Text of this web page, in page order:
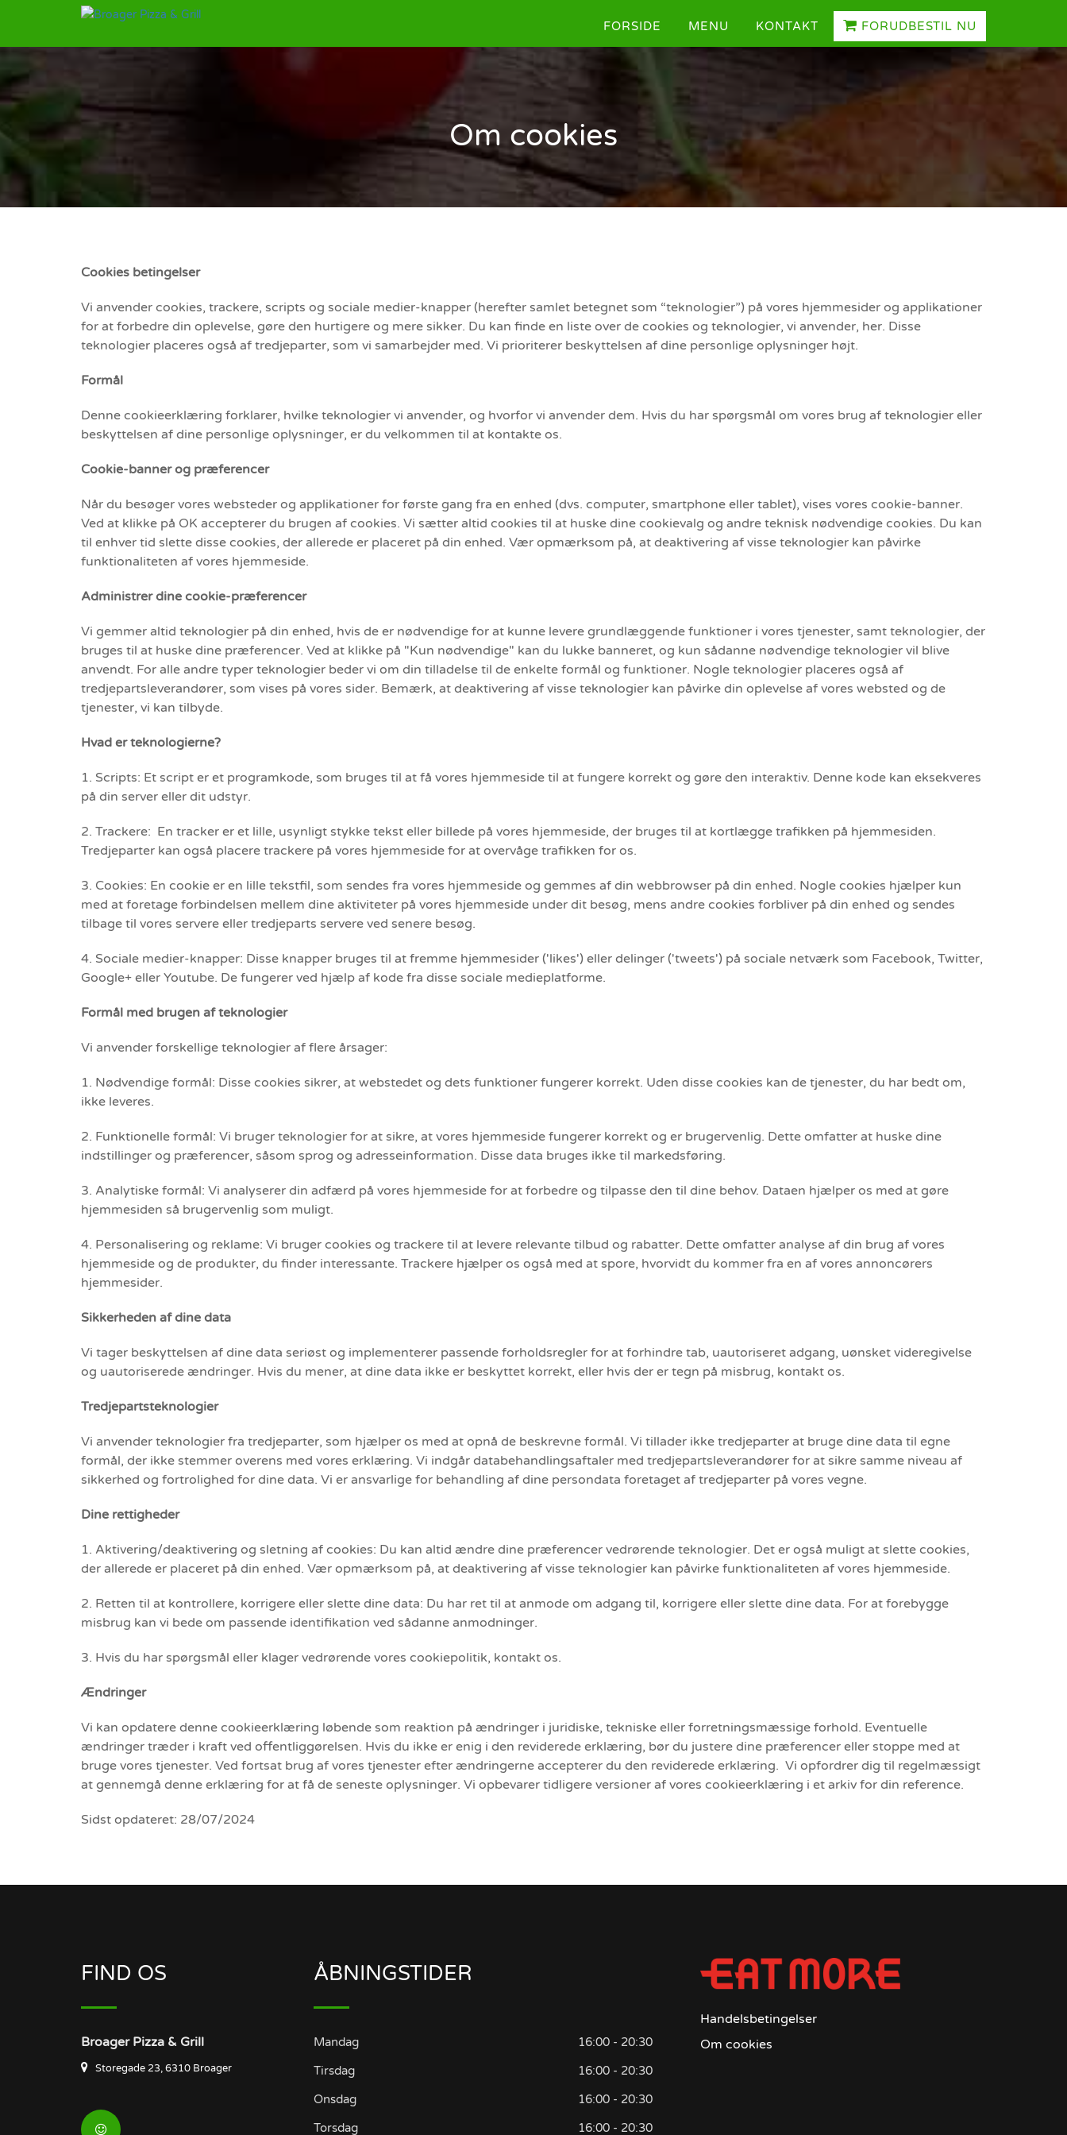
FORSIDE MENU KONTAKT FORUDBESTIL NU
Om cookies
Cookies betingelser
Vi anvender cookies, trackere, scripts og sociale medier-knapper (herefter samlet betegnet som “teknologier”) på vores hjemmesider og applikationer
for at forbedre din oplevelse, gøre den hurtigere og mere sikker. Du kan finde en liste over de cookies og teknologier, vi anvender, her. Disse
teknologier placeres også af tredjeparter, som vi samarbejder med. Vi prioriterer beskyttelsen af dine personlige oplysninger højt.
Formål
Denne cookieerklæring forklarer, hvilke teknologier vi anvender, og hvorfor vi anvender dem. Hvis du har spørgsmål om vores brug af teknologier eller
beskyttelsen af dine personlige oplysninger, er du velkommen til at kontakte os.
Cookie-banner og præferencer
Når du besøger vores websteder og applikationer for første gang fra en enhed (dvs. computer, smartphone eller tablet), vises vores cookie-banner.
Ved at klikke på OK accepterer du brugen af cookies. Vi sætter altid cookies til at huske dine cookievalg og andre teknisk nødvendige cookies. Du kan
til enhver tid slette disse cookies, der allerede er placeret på din enhed. Vær opmærksom på, at deaktivering af visse teknologier kan påvirke
funktionaliteten af vores hjemmeside.
Administrer dine cookie-præferencer
Vi gemmer altid teknologier på din enhed, hvis de er nødvendige for at kunne levere grundlæggende funktioner i vores tjenester, samt teknologier, der
bruges til at huske dine præferencer. Ved at klikke på "Kun nødvendige" kan du lukke banneret, og kun sådanne nødvendige teknologier vil blive
anvendt. For alle andre typer teknologier beder vi om din tilladelse til de enkelte formål og funktioner. Nogle teknologier placeres også af
tredjepartsleverandører, som vises på vores sider. Bemærk, at deaktivering af visse teknologier kan påvirke din oplevelse af vores websted og de
tjenester, vi kan tilbyde.
Hvad er teknologierne?
1. Scripts: Et script er et programkode, som bruges til at få vores hjemmeside til at fungere korrekt og gøre den interaktiv. Denne kode kan eksekveres
på din server eller dit udstyr.
2. Trackere: En tracker er et lille, usynligt stykke tekst eller billede på vores hjemmeside, der bruges til at kortlægge trafikken på hjemmesiden.
Tredjeparter kan også placere trackere på vores hjemmeside for at overvåge trafikken for os.
3. Cookies: En cookie er en lille tekstfil, som sendes fra vores hjemmeside og gemmes af din webbrowser på din enhed. Nogle cookies hjælper kun
med at foretage forbindelsen mellem dine aktiviteter på vores hjemmeside under dit besøg, mens andre cookies forbliver på din enhed og sendes
tilbage til vores servere eller tredjeparts servere ved senere besøg.
4. Sociale medier-knapper: Disse knapper bruges til at fremme hjemmesider ('likes') eller delinger ('tweets') på sociale netværk som Facebook, Twitter,
Google+ eller Youtube. De fungerer ved hjælp af kode fra disse sociale medieplatforme.
Formål med brugen af teknologier
Vi anvender forskellige teknologier af flere årsager:
1. Nødvendige formål: Disse cookies sikrer, at webstedet og dets funktioner fungerer korrekt. Uden disse cookies kan de tjenester, du har bedt om,
ikke leveres.
2. Funktionelle formål: Vi bruger teknologier for at sikre, at vores hjemmeside fungerer korrekt og er brugervenlig. Dette omfatter at huske dine
indstillinger og præferencer, såsom sprog og adresseinformation. Disse data bruges ikke til markedsføring.
3. Analytiske formål: Vi analyserer din adfærd på vores hjemmeside for at forbedre og tilpasse den til dine behov. Dataen hjælper os med at gøre
hjemmesiden så brugervenlig som muligt.
4. Personalisering og reklame: Vi bruger cookies og trackere til at levere relevante tilbud og rabatter. Dette omfatter analyse af din brug af vores
hjemmeside og de produkter, du finder interessante. Trackere hjælper os også med at spore, hvorvidt du kommer fra en af vores annoncørers
hjemmesider.
Sikkerheden af dine data
Vi tager beskyttelsen af dine data seriøst og implementerer passende forholdsregler for at forhindre tab, uautoriseret adgang, uønsket videregivelse
og uautoriserede ændringer. Hvis du mener, at dine data ikke er beskyttet korrekt, eller hvis der er tegn på misbrug, kontakt os.
Tredjepartsteknologier
Vi anvender teknologier fra tredjeparter, som hjælper os med at opnå de beskrevne formål. Vi tillader ikke tredjeparter at bruge dine data til egne
formål, der ikke stemmer overens med vores erklæring. Vi indgår databehandlingsaftaler med tredjepartsleverandører for at sikre samme niveau af
sikkerhed og fortrolighed for dine data. Vi er ansvarlige for behandling af dine persondata foretaget af tredjeparter på vores vegne.
Dine rettigheder
1. Aktivering/deaktivering og sletning af cookies: Du kan altid ændre dine præferencer vedrørende teknologier. Det er også muligt at slette cookies,
der allerede er placeret på din enhed. Vær opmærksom på, at deaktivering af visse teknologier kan påvirke funktionaliteten af vores hjemmeside.
2. Retten til at kontrollere, korrigere eller slette dine data: Du har ret til at anmode om adgang til, korrigere eller slette dine data. For at forebygge
misbrug kan vi bede om passende identifikation ved sådanne anmodninger.
3. Hvis du har spørgsmål eller klager vedrørende vores cookiepolitik, kontakt os.
Ændringer
Vi kan opdatere denne cookieerklæring løbende som reaktion på ændringer i juridiske, tekniske eller forretningsmæssige forhold. Eventuelle
ændringer træder i kraft ved offentliggørelsen. Hvis du ikke er enig i den reviderede erklæring, bør du justere dine præferencer eller stoppe med at
bruge vores tjenester. Ved fortsat brug af vores tjenester efter ændringerne accepterer du den reviderede erklæring. Vi opfordrer dig til regelmæssigt
at gennemgå denne erklæring for at få de seneste oplysninger. Vi opbevarer tidligere versioner af vores cookieerklæring i et arkiv for din reference.
Sidst opdateret: 28/07/2024
FIND OS
Broager Pizza & Grill
Storegade 23, 6310 Broager
ÅBNINGSTIDER
Mandag
16:00 - 20:30
Tirsdag
16:00 - 20:30
Onsdag
16:00 - 20:30
Torsdag
16:00 - 20:30
Handelsbetingelser
Om cookies